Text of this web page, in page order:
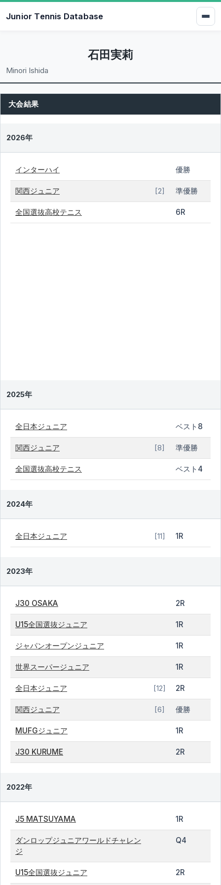
Junior Tennis Database
石田実莉
Minori Ishida
大会結果
2026年
インターハイ 優勝
関西ジュニア [2] 準優勝
全国選抜高校テニス 6R
2025年
全日本ジュニア ベスト8
関西ジュニア [8] 準優勝
全国選抜高校テニス ベスト4
2024年
全日本ジュニア [11] 1R
2023年
J30 OSAKA 2R
U15全国選抜ジュニア 1R
ジャパンオープンジュニア 1R
世界スーパージュニア 1R
全日本ジュニア [12] 2R
関西ジュニア [6] 優勝
MUFGジュニア 1R
J30 KURUME 2R
2022年
J5 MATSUYAMA 1R
ダンロップジュニアワールドチャレン
ジ
Q4
U15全国選抜ジュニア 2R